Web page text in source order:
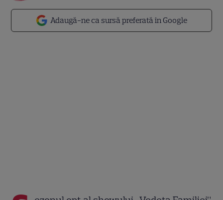
Adaugă-ne ca sursă preferată în Google